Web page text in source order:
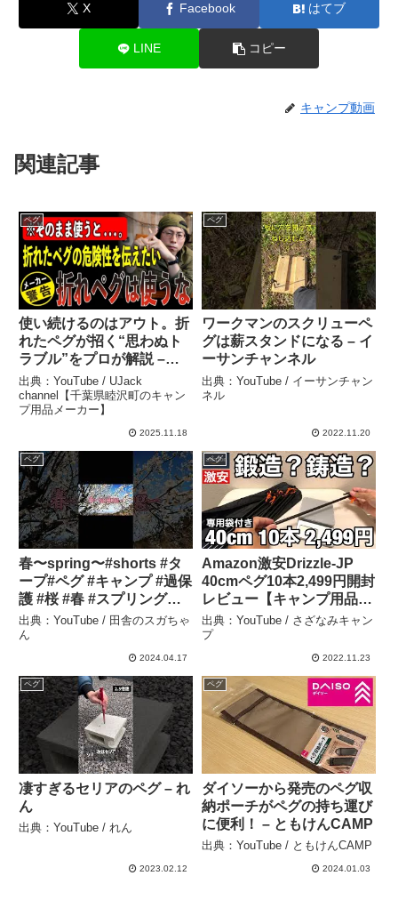
X Facebook はてブ
LINE コピー
キャンプ動画
関連記事
ペグ
使い続けるのはアウト。折
れたペグが招く“思わぬト
ラブル”をプロが解説 –
UJack channel【千葉県睦
沢町のキャンプ用品メーカ
ー】
出典：YouTube / UJack
channel【千葉県睦沢町のキャン
プ用品メーカー】
2025.11.18
ペグ
ワークマンのスクリューペ
グは薪スタンドになる – イ
ーサンチャンネル
出典：YouTube / イーサンチャン
ネル
2022.11.20
ペグ
春〜spring〜#shorts #タ
ープ#ペグ #キャンプ #過保
護 #桜 #春 #スプリング
#spring #駆け出し #駆け
出しキャンパー – 田舎のス
出典：YouTube / 田舎のスガちゃ
ん
2024.04.17
ペグ
Amazon激安Drizzle-JP
40cmペグ10本2,499円開封
レビュー【キャンプ用品】
– さざなみキャンプ
出典：YouTube / さざなみキャン
プ
2022.11.23
ペグ
凄すぎるセリアのペグ – れ
ん
出典：YouTube / れん
2023.02.12
ペグ
ダイソーから発売のペグ収
納ポーチがペグの持ち運び
に便利！ – ともけんCAMP
出典：YouTube / ともけんCAMP
2024.01.03